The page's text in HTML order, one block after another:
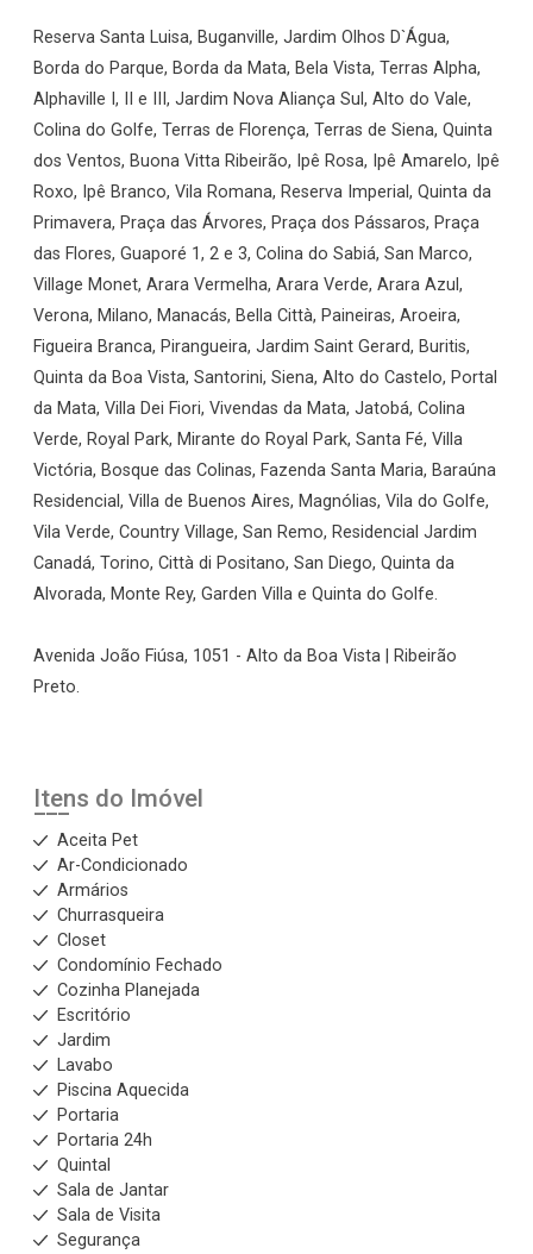
Reserva Santa Luisa, Buganville, Jardim Olhos D`Água,
Borda do Parque, Borda da Mata, Bela Vista, Terras Alpha,
Alphaville I, II e III, Jardim Nova Aliança Sul, Alto do Vale,
Colina do Golfe, Terras de Florença, Terras de Siena, Quinta
dos Ventos, Buona Vitta Ribeirão, Ipê Rosa, Ipê Amarelo, Ipê
Roxo, Ipê Branco, Vila Romana, Reserva Imperial, Quinta da
Primavera, Praça das Árvores, Praça dos Pássaros, Praça
das Flores, Guaporé 1, 2 e 3, Colina do Sabiá, San Marco,
Village Monet, Arara Vermelha, Arara Verde, Arara Azul,
Verona, Milano, Manacás, Bella Città, Paineiras, Aroeira,
Figueira Branca, Pirangueira, Jardim Saint Gerard, Buritis,
Quinta da Boa Vista, Santorini, Siena, Alto do Castelo, Portal
da Mata, Villa Dei Fiori, Vivendas da Mata, Jatobá, Colina
Verde, Royal Park, Mirante do Royal Park, Santa Fé, Villa
Victória, Bosque das Colinas, Fazenda Santa Maria, Baraúna
Residencial, Villa de Buenos Aires, Magnólias, Vila do Golfe,
Vila Verde, Country Village, San Remo, Residencial Jardim
Canadá, Torino, Città di Positano, San Diego, Quinta da
Alvorada, Monte Rey, Garden Villa e Quinta do Golfe.
Avenida João Fiúsa, 1051 - Alto da Boa Vista | Ribeirão
Preto.
Itens do Imóvel
Aceita Pet
Ar-Condicionado
Armários
Churrasqueira
Closet
Condomínio Fechado
Cozinha Planejada
Escritório
Jardim
Lavabo
Piscina Aquecida
Portaria
Portaria 24h
Quintal
Sala de Jantar
Sala de Visita
Segurança